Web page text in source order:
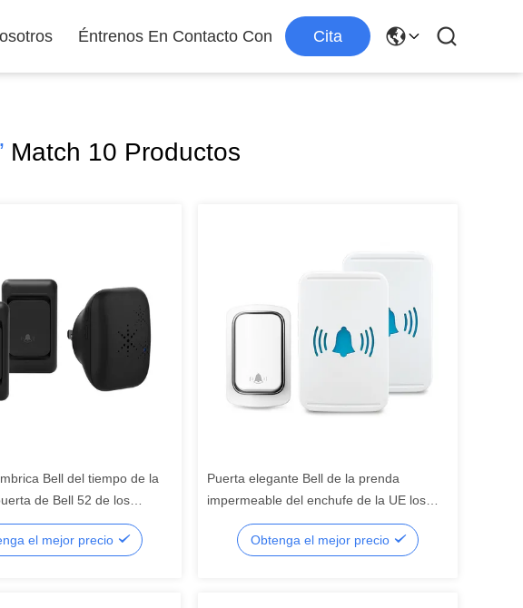
Éntrenos En Contacto Con Cita
Match 10 Productos
Bell del tiempo de la
de Bell 52 de los
de la prenda impermeable
del indicador
el mejor precio
Puerta elegante Bell de la prenda
impermeable del enchufe de la UE los
E.E.U.U. Reino Unido del timbre de IP44
Obtenga el mejor precio